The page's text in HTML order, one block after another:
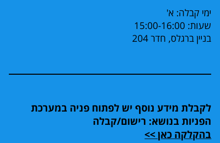
ימי קבלה: א'
שעות: 15:00-16:00
בניין ברגלס, חדר 204
לקבלת מידע נוסף יש לפתוח פניה במערכת
הפניות בנושא: רישום/קבלה
בהקלקה כאן >>